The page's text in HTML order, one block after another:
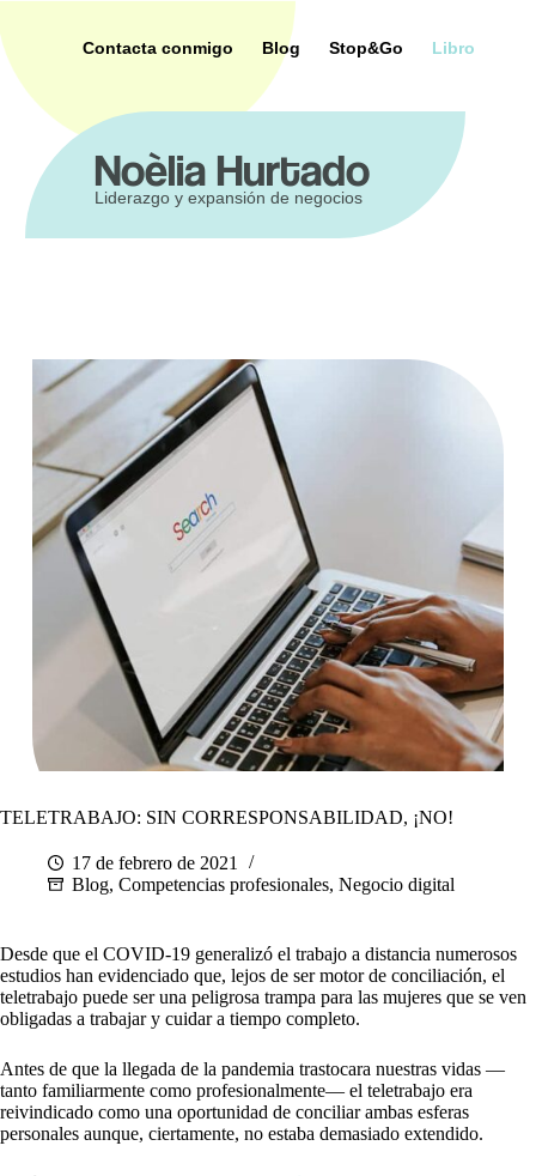
contenido
Contacta conmigo Blog Stop&Go Libro
Noèlia Hurtado
Liderazgo y expansión de negocios
TELETRABAJO: SIN CORRESPONSABILIDAD, ¡NO!
17 de febrero de 2021
Blog, Competencias profesionales, Negocio digital
Desde que el COVID-19 generalizó el trabajo a distancia numerosos
estudios han evidenciado que, lejos de ser motor de conciliación, el
teletrabajo puede ser una peligrosa trampa para las mujeres que se ven
obligadas a trabajar y cuidar a tiempo completo.
Antes de que la llegada de la pandemia trastocara nuestras vidas —
tanto familiarmente como profesionalmente— el teletrabajo era
reivindicado como una oportunidad de conciliar ambas esferas
personales aunque, ciertamente, no estaba demasiado extendido.